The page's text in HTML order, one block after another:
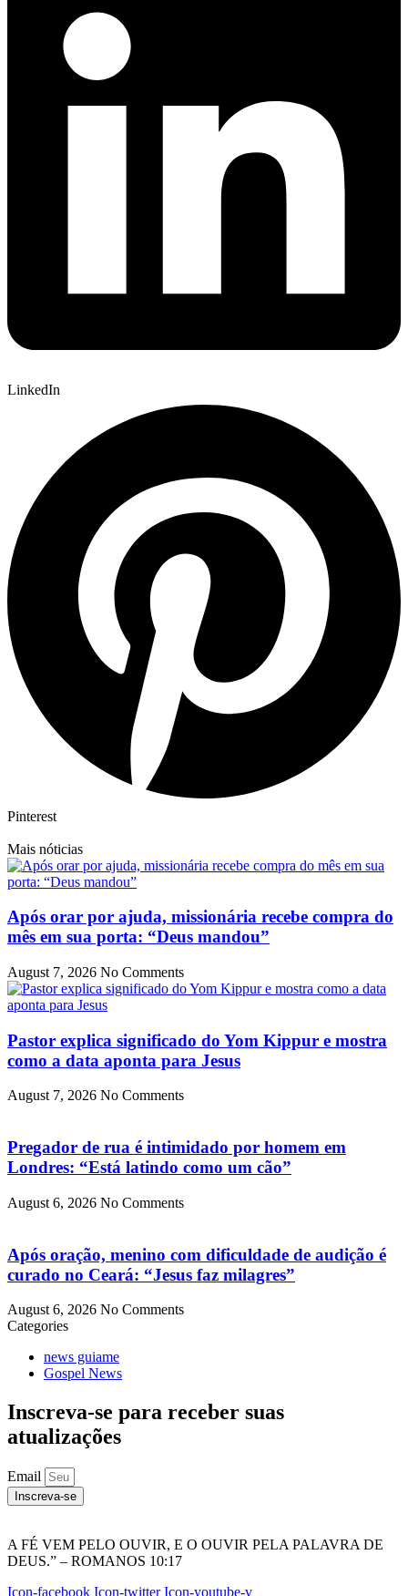
LinkedIn
Pinterest
Mais nóticias
Após orar por ajuda, missionária recebe compra do
mês em sua porta: “Deus mandou”
August 7, 2026 No Comments
Pastor explica significado do Yom Kippur e mostra
como a data aponta para Jesus
August 7, 2026 No Comments
Pregador de rua é intimidado por homem em
Londres: “Está latindo como um cão”
August 6, 2026 No Comments
Após oração, menino com dificuldade de audição é
curado no Ceará: “Jesus faz milagres”
August 6, 2026 No Comments
Categories
news guiame
Gospel News
Inscreva-se para receber suas
atualizações
Email
Inscreva-se
A FÉ VEM PELO OUVIR, E O OUVIR PELA PALAVRA DE
DEUS.” – ROMANOS 10:17
Icon-facebook Icon-twitter Icon-youtube-v